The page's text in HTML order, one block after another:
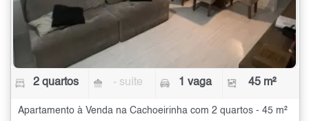
2 quartos - suíte 1 vaga 45 m²
Apartamento à Venda na Cachoeirinha com 2 quartos - 45 m²